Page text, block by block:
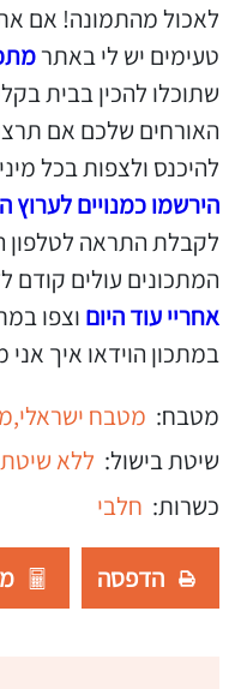
לאכול מהתמונה! אם
טעימים יש לי באתר
שתוכלו להכין בבית
האורחים שלכם אם
להיכנס ולצפות בכל מיני
הירשמו כמנויים לערוץ
לקבלת התראה לטלפון
המתכונים עולים קודם
אחריי עוד היום וצפו
במתכון הוידאו איך
מטבח: מטבח ישראלי,
שיטת בישול: ללא
כשרות: חלבי
הדפסה